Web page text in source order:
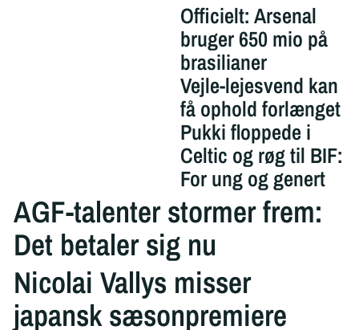
Officielt: Arsenal
bruger 650 mio på
brasilianer
Vejle-lejesvend kan
få ophold forlænget
Pukki floppede i
Celtic og røg til BIF:
For ung og genert
AGF-talenter stormer frem:
Det betaler sig nu
Nicolai Vallys misser
japansk sæsonpremiere